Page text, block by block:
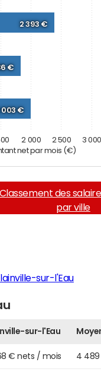
net par mois (€)
2 393 €
€
003 €
2 000 2 500 3 000
Classement des
par ville
sur-l'Eau
sur-l'Eau
€ nets / mois 4